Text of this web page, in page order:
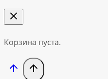
Корзина пуста.